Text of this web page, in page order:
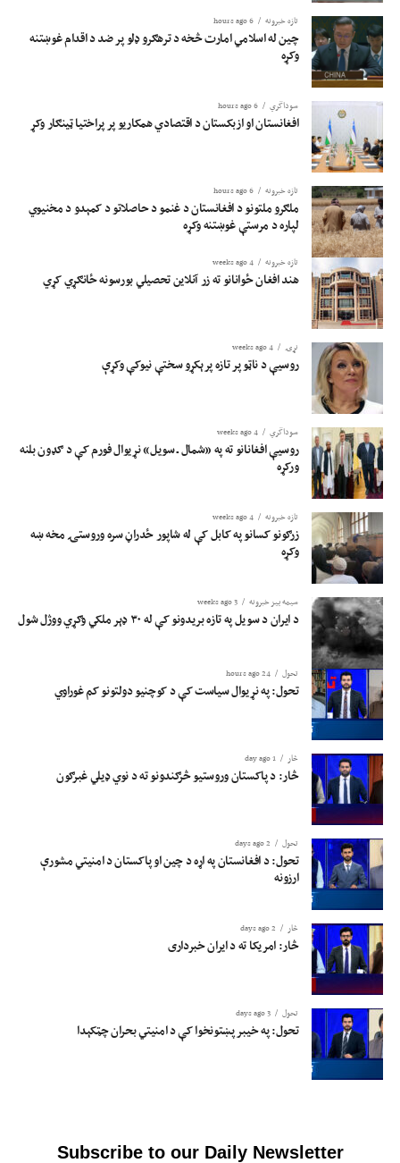
تازه خبرونه 6 hours ago
چین له اسلامي امارت څخه د ترهګرو ډلو پر ضد د اقدام غوښتنه
وکړه
سوداگري 6 hours ago
افغانستان او ازبکستان د اقتصادي همکاریو پر پراختیا ټینګار وکړ
تازه خبرونه 6 hours ago
ملګرو ملتونو د افغانستان د غنمو د حاصلاتو د کمېدو د مخنیوي
لپاره د مرستې غوښتنه وکړه
تازه خبرونه 4 weeks ago
هند افغان ځوانانو ته زر آنلاین تحصیلي بورسونه ځانګړي کړي
نړۍ 4 weeks ago
روسیې د ناټو پر تازه پرېکړو سختې نیوکې وکړې
سوداگري 4 weeks ago
روسیې افغانانو ته په «شمال ـ سویل» نړیوال فورم کې د ګډون بلنه
ورکړه
تازه خبرونه 4 weeks ago
زرګونو کسانو په کابل کې له شاپور ځدراڼ سره وروستۍ مخه ښه
وکړه
سیمه ییز خبرونه 3 weeks ago
د ایران د سویل په تازه بریدونو کې له ۳۰ ډېر ملکي وګړي ووژل شول
تحول 24 hours ago
تحول: په نړیوال سیاست کې د کوچنیو دولتونو کم غوراوي
څار 1 day ago
څار: د پاکستان وروستیو څرګندونو ته د نوي ډیلي غبرګون
تحول 2 days ago
تحول: د افغانستان په اړه د چین او پاکستان د امنیتي مشورې
ارزونه
څار 2 days ago
څار: امریکا ته د ایران خبرداری
تحول 3 days ago
تحول: په خیبر پښتونخوا کې د امنیتي بحران چټکېدا
Subscribe to our Daily Newsletter